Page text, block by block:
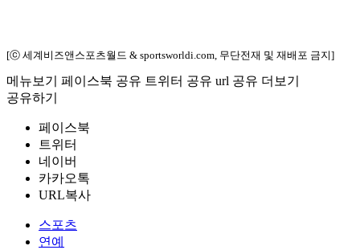
[ⓒ 세계비즈앤스포츠월드 & sportsworldi.com, 무단전재 및 재배포 금지]
메뉴보기 페이스북 공유 트위터 공유 url 공유 더보기
공유하기
페이스북
트위터
네이버
카카오톡
URL복사
스포츠
연예